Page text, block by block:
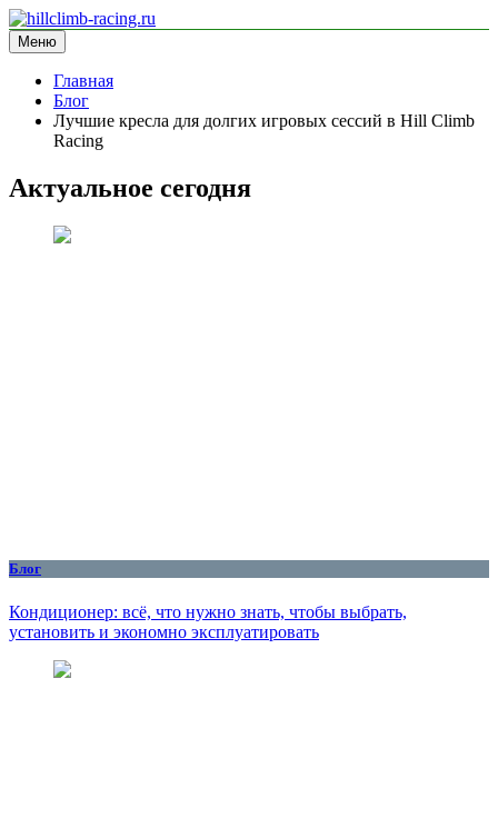
Перейти
к
содержимому
hillclimb-racing.ru
информационный сайт
Меню
Главная
Блог
Лучшие кресла для долгих игровых сессий в Hill Climb
Racing
Актуальное сегодня
Блог
Кондиционер: всё, что нужно знать, чтобы выбрать,
установить и экономно эксплуатировать